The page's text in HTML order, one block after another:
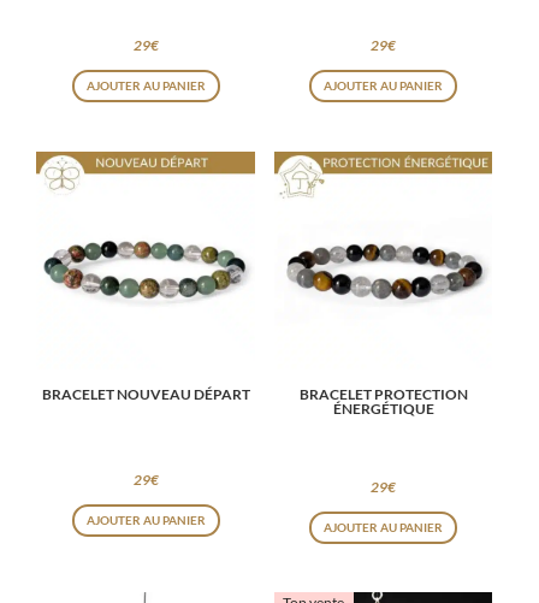
29€
AJOUTER AU PANIER
29€
AJOUTER AU PANIER
BRACELET NOUVEAU DÉPART
29€
AJOUTER AU PANIER
BRACELET PROTECTION
ÉNERGÉTIQUE
29€
AJOUTER AU PANIER